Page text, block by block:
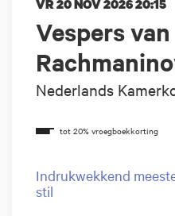
Vespers van
Nederlands
VR 20 NOV 202620:15
Indrukwekkend
stil